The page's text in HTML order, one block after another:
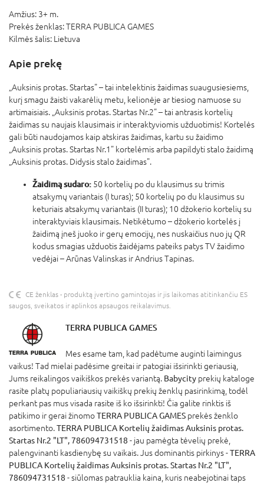
Amžius: 3+ m.
Prekės ženklas:TERRA PUBLICA GAMES
Kilmės šalis: Lietuva
Apie prekę
„Auksinis protas. Startas" – tai intelektinis žaidimas suaugusiesiems,
kurį smagu žaisti vakarėlių metu, kelionėje ar tiesiog namuose su
artimaisiais. „Auksinis protas. Startas Nr.2" – tai antrasis kortelių
žaidimas su naujais klausimais ir interaktyviomis užduotimis! Kortelės
gali būti naudojamos kaip atskiras žaidimas, kartu su žaidimo
„Auksinis protas. Startas Nr.1" kortelėmis arba papildyti stalo žaidimą
„Auksinis protas. Didysis stalo žaidimas".
Žaidimą sudaro: 50 kortelių po du klausimus su trimis
atsakymų variantais (I turas); 50 kortelių po du klausimus su
keturiais atsakymų variantais (II turas); 10 džokerio kortelių su
interaktyviais klausimais. Netikėtumo – džokerio kortelės į
žaidimą įneš juoko ir gerų emocijų, nes nuskaičius nuo jų QR
kodus smagias užduotis žaidėjams pateiks patys TV žaidimo
vedėjai – Arūnas Valinskas ir Andrius Tapinas.
CE ženklas - produktą įvertino gamintojas ir jis laikomas atitinkančiu ES
saugos, sveikatos ir aplinkos apsaugos reikalavimus.
TERRA PUBLICA GAMES
Mes esame tam, kad padėtume auginti laimingus
vaikus! Tad mielai padėsime greitai ir patogiai išsirinkti geriausią,
Jums reikalingos vaikiškos prekės variantą. Babycity prekių kataloge
rasite platų populiariausių vaikiškų prekių ženklų pasirinkimą, todėl
perkant pas mus visada rasite iš ko išsirinkti! Čia galite rinktis iš
patikimo ir gerai žinomoTERRA PUBLICA GAMES prekės ženklo
asortimento.TERRA PUBLICA Kortelių žaidimas Auksinis protas.
Startas Nr.2 "LT", 786094731518 - jau pamėgta tėvelių prekė,
palengvinanti kasdienybę su vaikais. Jus dominantis pirkinys -TERRA
PUBLICA Kortelių žaidimas Auksinis protas. Startas Nr.2 "LT",
786094731518 - siūlomas patrauklia kaina, kuris neabejotinai taps